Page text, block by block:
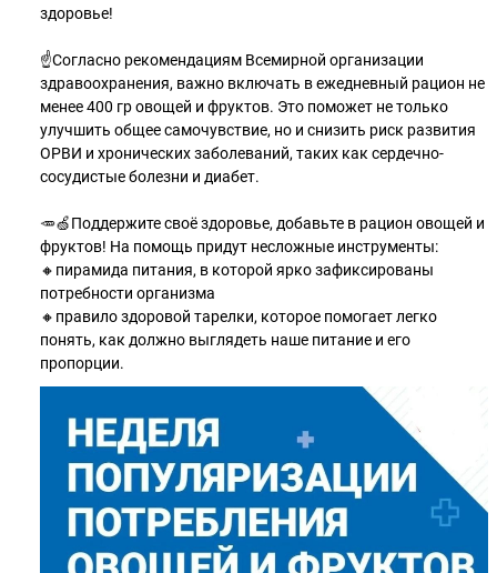
здоровье!
☝Согласно рекомендациям Всемирной организации
здравоохранения, важно включать в ежедневный рацион не
менее 400 гр овощей и фруктов. Это поможет не только
улучшить общее самочувствие, но и снизить риск развития
ОРВИ и хронических заболеваний, таких как сердечно-
сосудистые болезни и диабет.
🥕🍏Поддержите своё здоровье, добавьте в рацион овощей и
фруктов! На помощь придут несложные инструменты:
🔸пирамида питания, в которой ярко зафиксированы
потребности организма
🔸правило здоровой тарелки, которое помогает легко
понять, как должно выглядеть наше питание и его
пропорции.